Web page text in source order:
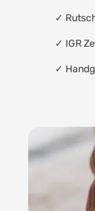
✓
✓ IGR
✓